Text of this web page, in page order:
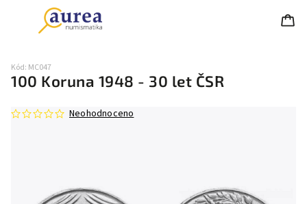
100 Koruna 1948 - 30 let ČSR
Kód: MC047
Neohodnoceno